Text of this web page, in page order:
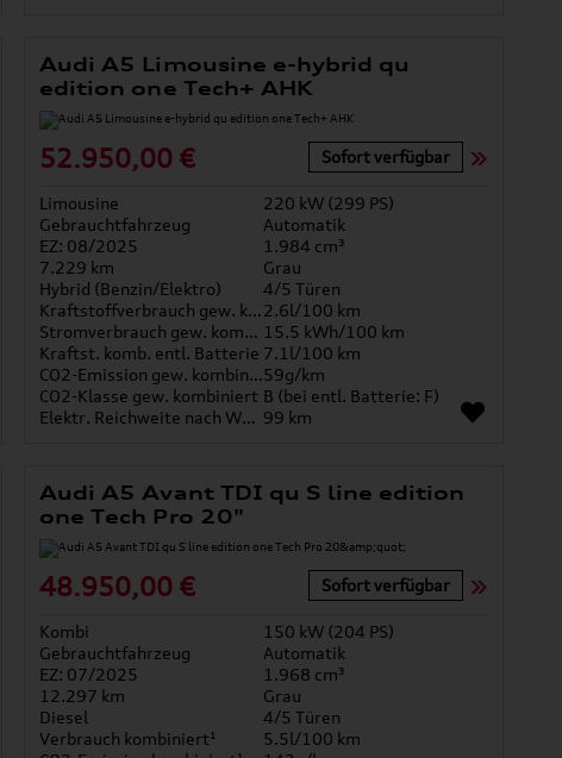
Audi A5 Limousine e-hybrid qu
edition one Tech+ AHK
52.950,00 € Sofort verfügbar
Limousine
220 kW (299 PS)
Gebrauchtfahrzeug
Automatik
EZ: 08/2025
1.984 cm³
7.229 km
Grau
Hybrid (Benzin/Elektro)
4/5 Türen
Kraftstoffverbrauch gew. kombiniert2.6l/100 km
Stromverbrauch gew. kombiniert 15.5 kWh/100 km
Kraftst. komb. entl. Batterie 7.1l/100 km
CO2-Emission gew. kombiniert59g/km
CO2-Klasse gew. kombiniert B (bei entl. Batterie: F)
Elektr. Reichweite nach WLTP* 99 km
Audi A5 Avant TDI qu S line edition
one Tech Pro 20"
48.950,00 € Sofort verfügbar
Kombi
150 kW (204 PS)
Gebrauchtfahrzeug
Automatik
EZ: 07/2025
1.968 cm³
12.297 km
Grau
Diesel
4/5 Türen
Verbrauch kombiniert¹
5.5l/100 km